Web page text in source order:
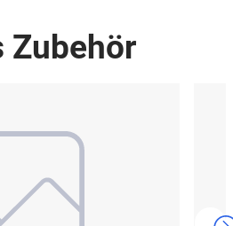
Zubehör